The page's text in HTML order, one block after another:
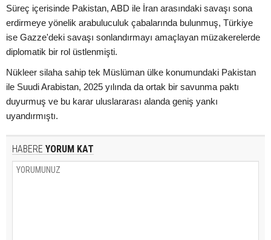
Süreç içerisinde Pakistan, ABD ile İran arasındaki savaşı sona
erdirmeye yönelik arabuluculuk çabalarında bulunmuş, Türkiye
ise Gazze'deki savaşı sonlandırmayı amaçlayan müzakerelerde
diplomatik bir rol üstlenmişti.
Nükleer silaha sahip tek Müslüman ülke konumundaki Pakistan
ile Suudi Arabistan, 2025 yılında da ortak bir savunma paktı
duyurmuş ve bu karar uluslararası alanda geniş yankı
uyandırmıştı.
HABERE YORUM KAT